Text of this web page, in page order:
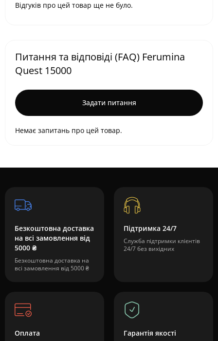
Відгуків про цей товар ще не було.
Питання та відповіді (FAQ) Ferumina
Quest 15000
Задати питання
Немає запитань про цей товар.
Безкоштовна доставка
на всі замовлення від
5000 ₴
Безкоштовна доставка на
всі замовлення від 5000 ₴
Підтримка 24/7
Служба підтримки клієнтів
24/7 без вихідних
Оплата Гарантія якості